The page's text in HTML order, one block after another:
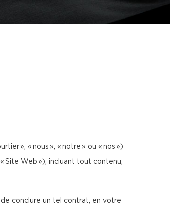
», « nous », « notre » ou « nos »)
Site Web »), incluant tout contenu,
conclure un tel contrat, en votre